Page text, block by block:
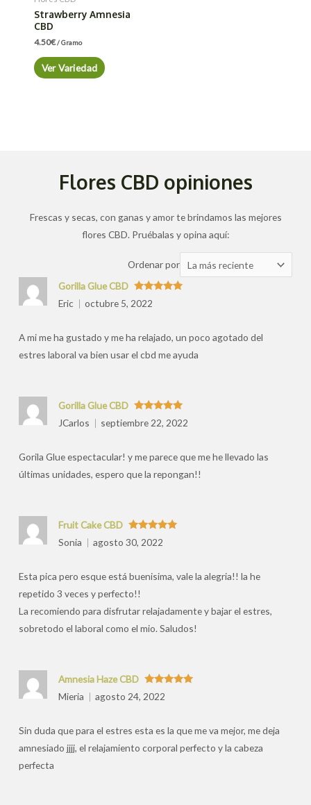
Strawberry Amnesia
CBD
4.50€/ Gramo
Ver Variedad
Flores CBD opiniones
Frescas y secas, con ganas y amor te brindamos las mejores
flores CBD. Pruébalas y opina aquí:
Ordenar por Ordenar
las
Valorado
con
Gorilla Glue CBD
Eric
octubre 5, 2022
A mi me ha gustado y me ha relajado, un poco agotado del
estres laboral va bien usar el cbd me ayuda
Valorado
con5de 5
Gorilla Glue CBD
JCarlos
septiembre 22, 2022
Gorila Glue espectacular! y me parece que me he llevado las
últimas unidades, espero que la repongan!!
Valorado
con5de 5
Fruit Cake CBD
Sonia
agosto 30, 2022
Esta pica pero esque está buenisima, vale la alegria!! la he
repetido 3 veces y perfecto!!
La recomiendo para disfrutar relajadamente y bajar el estres,
sobretodo el laboral como el mio. Saludos!
Valorado
con5
Amnesia Haze CBD
Mieria
agosto 24, 2022
Sin duda que para el estres esta es la que me va mejor, me deja
amnesiado jjjj, el relajamiento corporal perfecto y la cabeza
perfecta